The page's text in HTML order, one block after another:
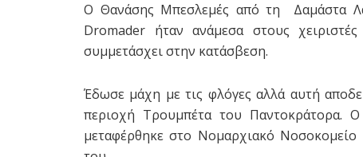
Ο Θανάσης Μπεσλεμές από τη Δαμάστα
Dromader ήταν ανάμεσα στους
συμμετάσχει στην κατάσβεση.
Έδωσε μάχη με τις φλόγες αλλά αυτή
περιοχή Τρουμπέτα του Παντοκράτορα.
μεταφέρθηκε στο Νομαρχιακό